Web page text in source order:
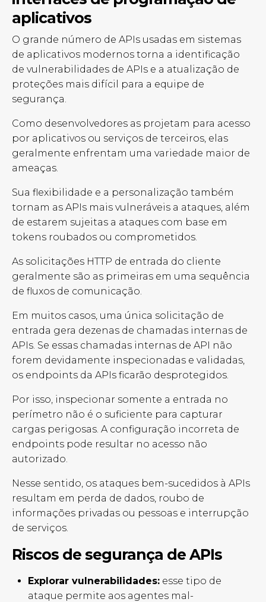
aplicativos
O grande número de APIs usadas em sistemas
de aplicativos modernos torna a identificação
de vulnerabilidades de APIs e a atualização de
proteções mais difícil para a equipe de
segurança.
Como desenvolvedores as projetam para acesso
por aplicativos ou serviços de terceiros, elas
geralmente enfrentam uma variedade maior de
ameaças.
Sua flexibilidade e a personalização também
tornam as APIs mais vulneráveis a ataques, além
de estarem sujeitas a ataques com base em
tokens roubados ou comprometidos.
As solicitações HTTP de entrada do cliente
geralmente são as primeiras em uma sequência
de fluxos de comunicação.
Em muitos casos, uma única solicitação de
entrada gera dezenas de chamadas internas de
APIs. Se essas chamadas internas de API não
forem devidamente inspecionadas e validadas,
os endpoints da APIs ficarão desprotegidos.
Por isso, inspecionar somente a entrada no
perímetro não é o suficiente para capturar
cargas perigosas. A configuração incorreta de
endpoints pode resultar no acesso não
autorizado.
Nesse sentido, os ataques bem-sucedidos à APIs
resultam em perda de dados, roubo de
informações privadas ou pessoas e interrupção
de serviços.
Riscos de segurança de APIs
Explorar vulnerabilidades: esse tipo de
ataque permite aos agentes mal-